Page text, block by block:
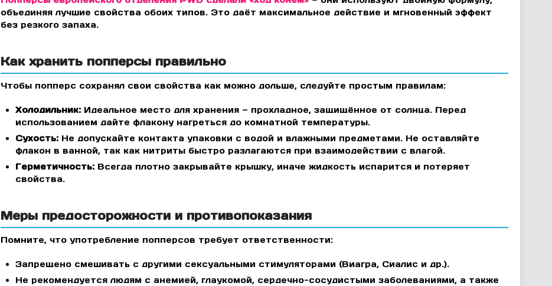
объединяя лучшие свойства обоих типов. Это даёт максимальное действие и мгновенный эффект
без резкого запаха.
Как хранить попперсы правильно
Чтобы попперс сохранял свои свойства как можно дольше, следуйте простым правилам:
Холодильник: Идеальное место для хранения — прохладное, защищённое от солнца. Перед
использованием дайте флакону нагреться до комнатной температуры.
Сухость: Не допускайте контакта упаковки с водой и влажными предметами. Не оставляйте
флакон в ванной, так как нитриты быстро разлагаются при взаимодействии с влагой.
Герметичность: Всегда плотно закрывайте крышку, иначе жидкость испарится и потеряет
свойства.
Меры предосторожности и противопоказания
Помните, что употребление попперсов требует ответственности:
Запрещено смешивать с другими сексуальными стимуляторами (Виагра, Сиалис и др.).
Не рекомендуется людям с анемией, глаукомой, сердечно-сосудистыми заболеваниями, а также